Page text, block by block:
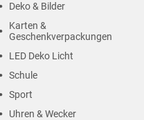
Deko & Bilder
Karten &
Geschenkverpackungen
LED Deko Licht
Schule
Sport
Uhren & Wecker